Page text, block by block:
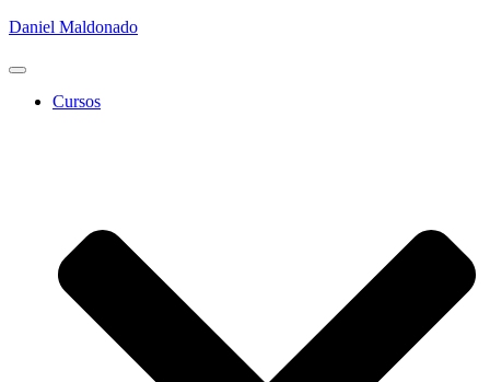
Daniel Maldonado
Cambiar
Cursos